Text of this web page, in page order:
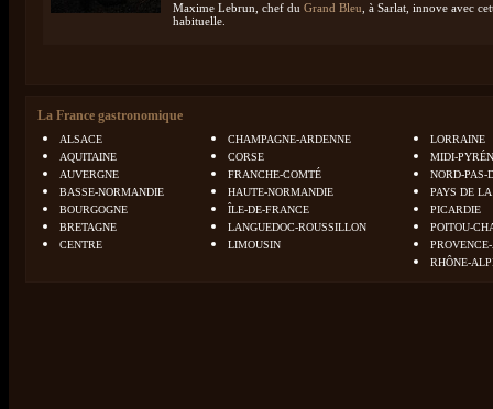
Maxime Lebrun, chef du Grand Bleu , à Sarlat, innove avec
habituelle.
La France gastronomique
ALSACE
AQUITAINE
AUVERGNE
BASSE-NORMANDIE
BOURGOGNE
BRETAGNE
CENTRE
CHAMPAGNE-ARDENNE
CORSE
FRANCHE-COMTÉ
HAUTE-NORMANDIE
ÎLE-DE-FRANCE
LANGUEDOC-ROUSSILLON
LIMOUSIN
LORRAINE
MIDI-
NORD-PAS-
PAYS DE
PICARDIE
POITOU-
RHÔNE-